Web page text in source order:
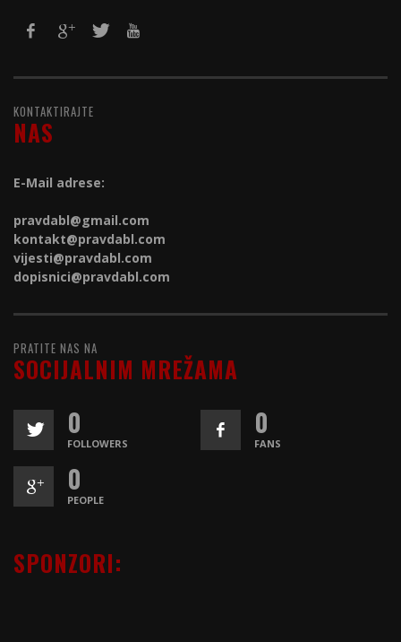
KONTAKTIRAJTE
NAS
E-Mail adrese:
pravdabl@gmail.com
kontakt@pravdabl.com
vijesti@pravdabl.com
dopisnici@pravdabl.com
PRATITE NAS NA
SOCIJALNIM MREŽAMA
0
FOLLOWERS
0
FANS
0
PEOPLE
SPONZORI: